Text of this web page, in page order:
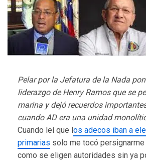
Pelar por la Jefatura de la Nada
liderazgo de Henry Ramos que se
marina y dejó recuerdos
cuando AD era una unidad
Cuando leí que los adecos iban a
primarias solo me tocó persignarme
como se eligen autoridades sin ya